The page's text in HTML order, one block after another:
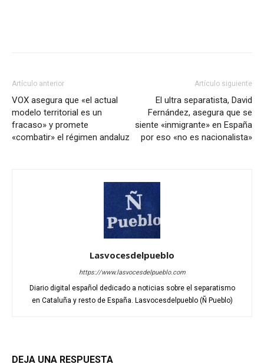
Artículo anterior
VOX asegura que «el actual
modelo territorial es un
fracaso» y promete
«combatir» el régimen andaluz
Artículo siguiente
El ultra separatista, David
Fernández, asegura que se
siente «inmigrante» en España
por eso «no es nacionalista»
Lasvocesdelpueblo
https://www.lasvocesdelpueblo.com
Diario digital español dedicado a noticias sobre el separatismo
en Cataluña y resto de España. Lasvocesdelpueblo (Ñ Pueblo)
DEJA UNA RESPUESTA